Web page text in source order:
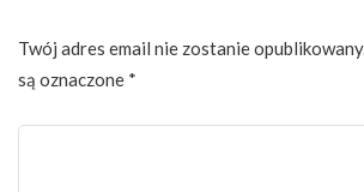
Twój adres email nie zostanie
są oznaczone *